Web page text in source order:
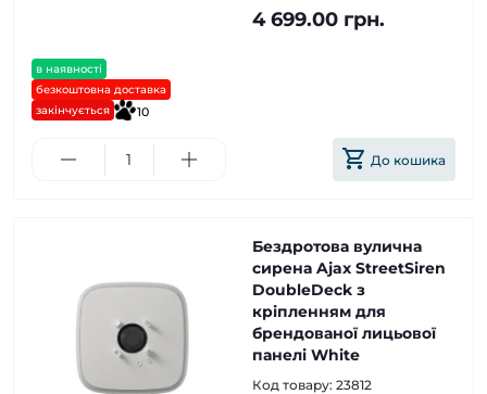
в наявності
безкоштовна доставка
закінчується
10
4 699.00 грн.
До кошика
Бездротова вулична
сирена Ajax StreetSiren
DoubleDeck з
кріпленням для
брендованої лицьової
панелі White
Код товару: 23812